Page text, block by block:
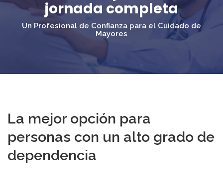
jornada completa
Un Profesional de Confianza para el Cuidado de
Mayores
La mejor opción para
personas con un alto grado de
dependencia